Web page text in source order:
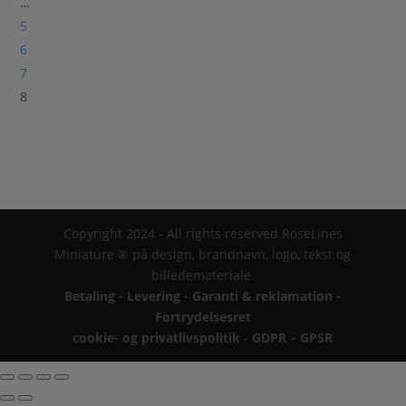
5
6
7
8
Copyright 2024 - All rights reserved RoseLines
Miniature ® på design, brandnavn, logo, tekst og
billedemateriale.
Betaling - Levering - Garanti & reklamation -
Fortrydelsesret
cookie- og privatlivspolitik - GDPR – GPSR